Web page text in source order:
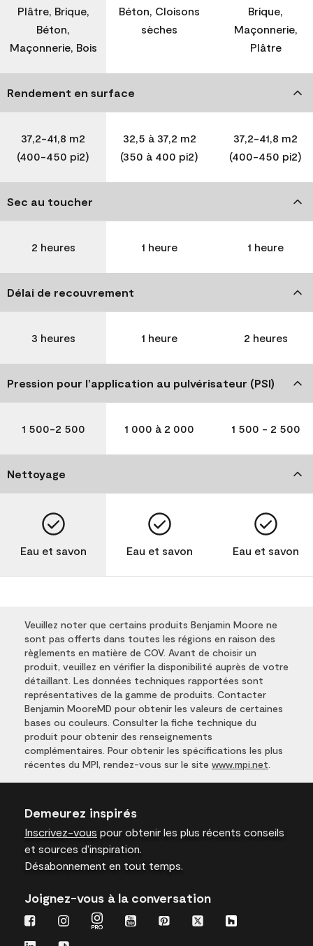
Plâtre, Brique,
Béton,
Maçonnerie, Bois
Béton, Cloisons
sèches
Brique,
Maçonnerie,
Plâtre
Rendement en surface
37,2-41,8 m2
(400-450 pi2)
32,5 à 37,2 m2
(350 à 400 pi2)
37,2-41,8 m2
(400-450 pi2)
Sec au toucher
2 heures 1 heure 1 heure
Délai de recouvrement
3 heures 1 heure 2 heures
Pression pour l’application au pulvérisateur (PSI)
1 500-2 500 1 000 à 2 000 1 500 - 2 500
Nettoyage
Eau et savon Eau et savon Eau et savon
Veuillez noter que certains produits Benjamin Moore ne
sont pas offerts dans toutes les régions en raison des
règlements en matière de COV. Avant de choisir un
produit, veuillez en vérifier la disponibilité auprès de votre
détaillant. Les données techniques rapportées sont
représentatives de la gamme de produits. Contacter
Benjamin MooreMD pour obtenir les valeurs de certaines
bases ou couleurs. Consulter la fiche technique du
produit pour obtenir des renseignements
complémentaires. Pour obtenir les spécifications les plus
récentes du MPI, rendez-vous sur le site www.mpi.net
Demeurez inspirés
Inscrivez-vous pour obtenir les plus récents conseils
et sources d’inspiration.
Désabonnement en tout temps.
Joignez-vous à la conversation